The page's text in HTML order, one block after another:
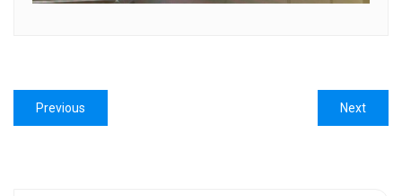
Indlægsnavigation
Previous
post:
NextNext
post: